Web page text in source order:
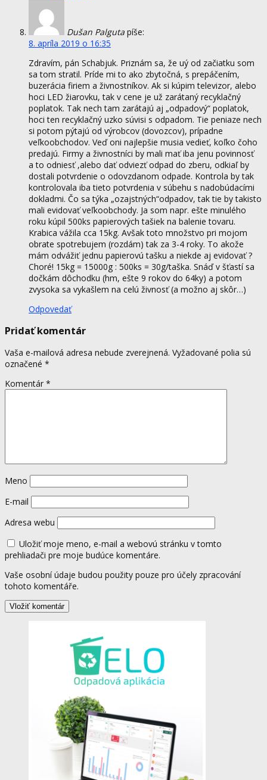
Dušan Palguta píše:
8. apríla 2019 o 16:35
Zdravím, pán Schabjuk. Priznám sa, že uý od začiatku som
sa tom stratil. Príde mi to ako zbytočná, s prepáčením,
buzerácia firiem a živnostníkov. Ak si kúpim televizor, alebo
hoci LED žiarovku, tak v cene je už zarátaný recyklačný
poplatok. Tak nech tam zarátajú aj „odpadový“ poplatok,
hoci ten recyklačný uzko súvisi s odpadom. Tie peniaze nech
si potom pýtajú od výrobcov (dovozcov), prípadne
veľkoobchodov. Veď oni najlepšie musia vedieť, koľko čoho
predajú. Firmy a živnostníci by mali mať iba jenu povinnosť
a to odniesť ,alebo dať odviezť odpad do zberu, odkiaľ by
dostali potvrdenie o odovzdanom odpade. Kontrola by tak
kontrolovala iba tieto potvrdenia v súbehu s nadobúdacími
dokladmi. Čo sa týka „ozajstných“odpadov, tak tie by takisto
mali evidovať veľkoobchody. Ja som napr. ešte minulého
roku kúpil 500ks papierových tašiek na balenie tovaru.
Krabica vážila cca 15kg. Avšak toto množstvo pri mojom
obrate spotrebujem (rozdám) tak za 3-4 roky. To akože
mám odvážiť jednu papierovú tašku a niekde aj evidovať ?
Choré! 15kg = 15000g : 500ks = 30g/taška. Snáď v šťastí sa
dočkám dôchodku (hm, ešte 9 rokov do 64ky) a potom
zvysoka sa vykašlem na celú živnosť (a možno aj skôr…)
Odpovedať
Pridať komentár
Vaša e-mailová adresa nebude zverejnená. Vyžadované polia sú
označené *
Komentár *
Meno
E-mail
Adresa webu
Uložiť moje meno, e-mail a webovú stránku v tomto
prehliadači pre moje budúce komentáre.
Vaše osobní údaje budou použity pouze pro účely zpracování
tohoto komentáře.